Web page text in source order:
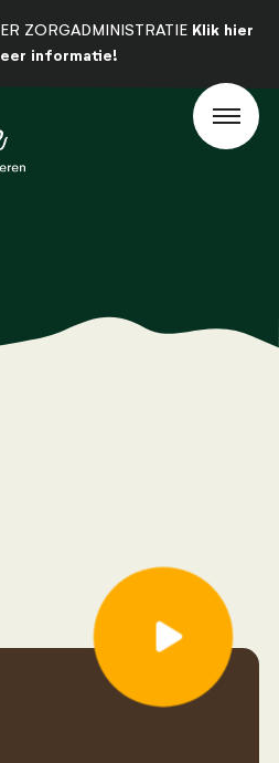
ZORGADMINISTRATIE Klik hier
informatie!